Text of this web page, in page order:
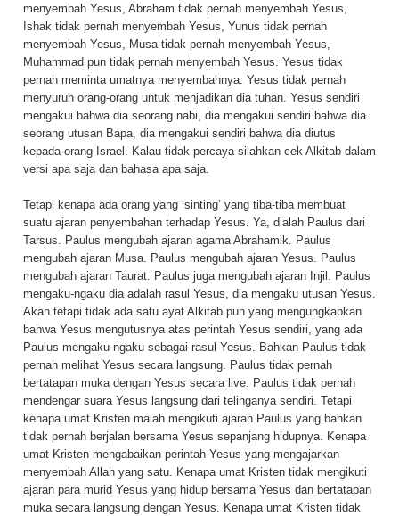
menyembah Yesus, Abraham tidak pernah menyembah Yesus,
Ishak tidak pernah menyembah Yesus, Yunus tidak pernah
menyembah Yesus, Musa tidak pernah menyembah Yesus,
Muhammad pun tidak pernah menyembah Yesus. Yesus tidak
pernah meminta umatnya menyembahnya. Yesus tidak pernah
menyuruh orang-orang untuk menjadikan dia tuhan. Yesus sendiri
mengakui bahwa dia seorang nabi, dia mengakui sendiri bahwa dia
seorang utusan Bapa, dia mengakui sendiri bahwa dia diutus
kepada orang Israel. Kalau tidak percaya silahkan cek Alkitab dalam
versi apa saja dan bahasa apa saja.
Tetapi kenapa ada orang yang ‘sinting’ yang tiba-tiba membuat
suatu ajaran penyembahan terhadap Yesus. Ya, dialah Paulus dari
Tarsus. Paulus mengubah ajaran agama Abrahamik. Paulus
mengubah ajaran Musa. Paulus mengubah ajaran Yesus. Paulus
mengubah ajaran Taurat. Paulus juga mengubah ajaran Injil. Paulus
mengaku-ngaku dia adalah rasul Yesus, dia mengaku utusan Yesus.
Akan tetapi tidak ada satu ayat Alkitab pun yang mengungkapkan
bahwa Yesus mengutusnya atas perintah Yesus sendiri, yang ada
Paulus mengaku-ngaku sebagai rasul Yesus. Bahkan Paulus tidak
pernah melihat Yesus secara langsung. Paulus tidak pernah
bertatapan muka dengan Yesus secara live. Paulus tidak pernah
mendengar suara Yesus langsung dari telinganya sendiri. Tetapi
kenapa umat Kristen malah mengikuti ajaran Paulus yang bahkan
tidak pernah berjalan bersama Yesus sepanjang hidupnya. Kenapa
umat Kristen mengabaikan perintah Yesus yang mengajarkan
menyembah Allah yang satu. Kenapa umat Kristen tidak mengikuti
ajaran para murid Yesus yang hidup bersama Yesus dan bertatapan
muka secara langsung dengan Yesus. Kenapa umat Kristen tidak